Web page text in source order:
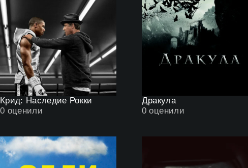
Крид: Наследие Рокки
0 оценили
Дракула
0 оценили